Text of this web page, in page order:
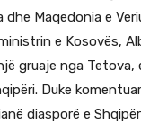
dhe Maqedonia e
e Kosovës,
gruaje nga
Duke
diasporë e